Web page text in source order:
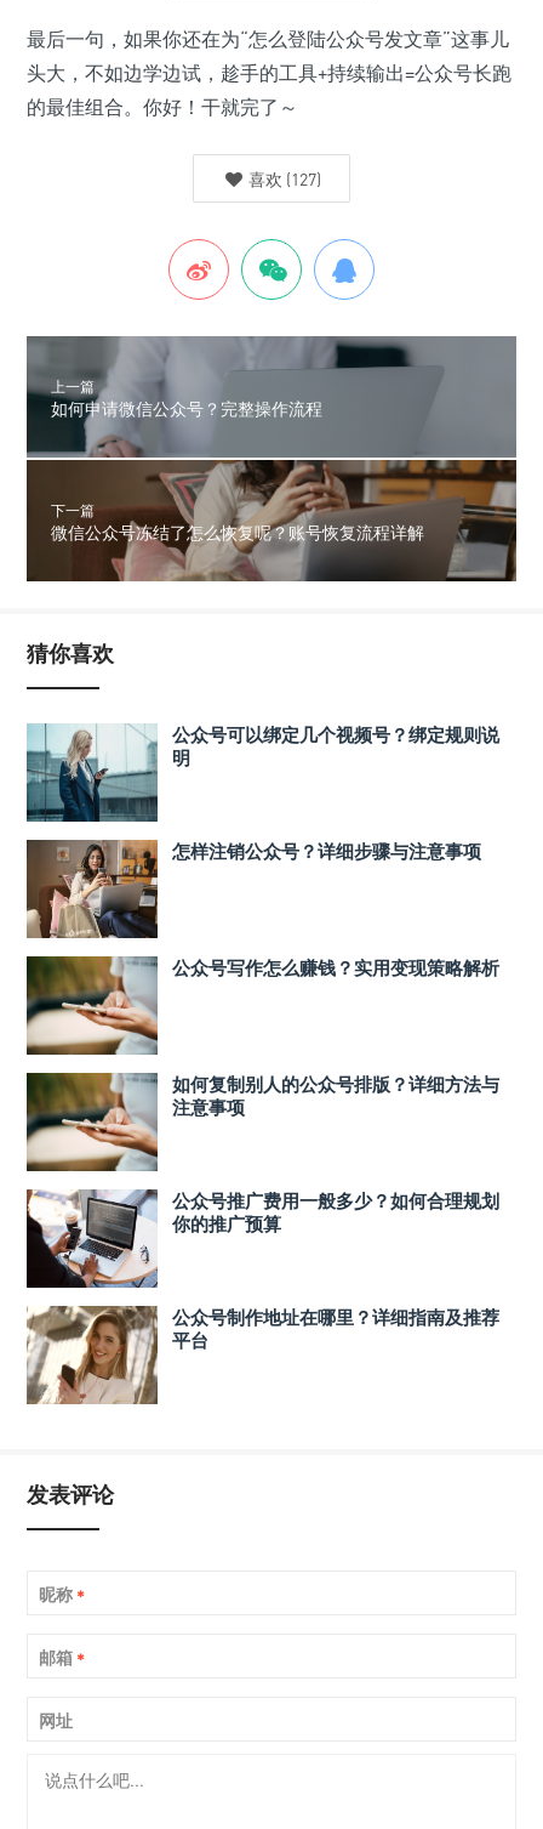
最后一句，如果你还在为“怎么登陆公众号发文章”这事儿
头大，不如边学边试，趁手的工具+持续输出=公众号长跑
的最佳组合。你好！干就完了～
喜欢 (127)
上一篇
如何申请微信公众号？完整操作流程
下一篇
微信公众号冻结了怎么恢复呢？账号恢复流程详解
猜你喜欢
公众号可以绑定几个视频号？绑定规则说
明
怎样注销公众号？详细步骤与注意事项
公众号写作怎么赚钱？实用变现策略解析
如何复制别人的公众号排版？详细方法与
注意事项
公众号推广费用一般多少？如何合理规划
你的推广预算
公众号制作地址在哪里？详细指南及推荐
平台
发表评论
昵称 *
邮箱 *
网址